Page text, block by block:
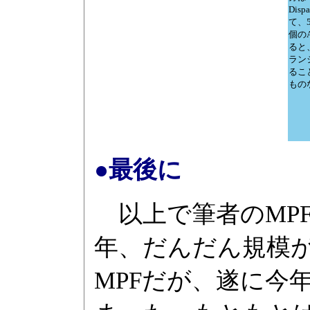
て、
個の
ると
ラン
るこ
もの
●最後に
以上で筆者の
年、だんだん規模
MPFだが、遂に今